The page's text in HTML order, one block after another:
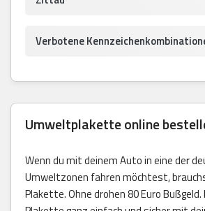
Verbotene
Umweltplakette online
Wenn du mit deinem Auto in eine der
Umweltzonen fahren möchtest,
Plakette. Ohne drohen 80 Euro